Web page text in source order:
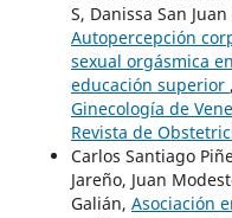
S, Danissa San
Autopercepción
sexual orgásmica
educación superior ,
Ginecología de
Revista de
Carlos Santiago
Jareño, Juan
Galián, Asociación